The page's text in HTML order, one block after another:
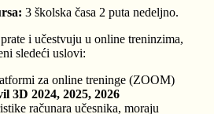
3 školska časa 2 puta nedeljno.
i učestvuju u online treninzima,
sledeći uslovi:
za online treninge (ZOOM)
3D 2024, 2025, 2026
računara učesnika, moraju